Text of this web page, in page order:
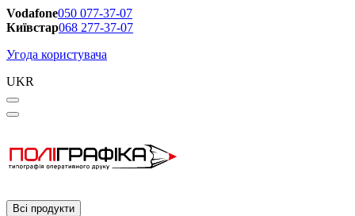
Vodafone050 077-37-07
Київстар068 277-37-07
Угода користувача
UKR
Всі продукти